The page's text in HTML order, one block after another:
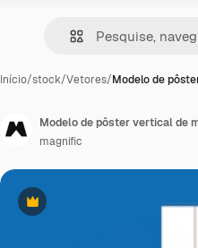
Início/stock/Vetores/Modelo de
Premium
Modelo de pôster vertical de
magnific